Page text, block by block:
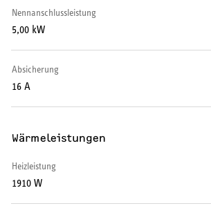
WARMWASSER
Warmwasserspeicher
Kochendwassergeräte
Nennanschlussleistung
5,00 kW
Absicherung
16 A
Wärmeleistungen
Heizleistung
1910 W